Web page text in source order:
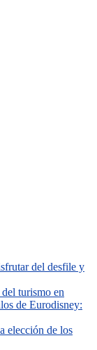
del desfile y
turismo en
de Eurodisney:
elección de los